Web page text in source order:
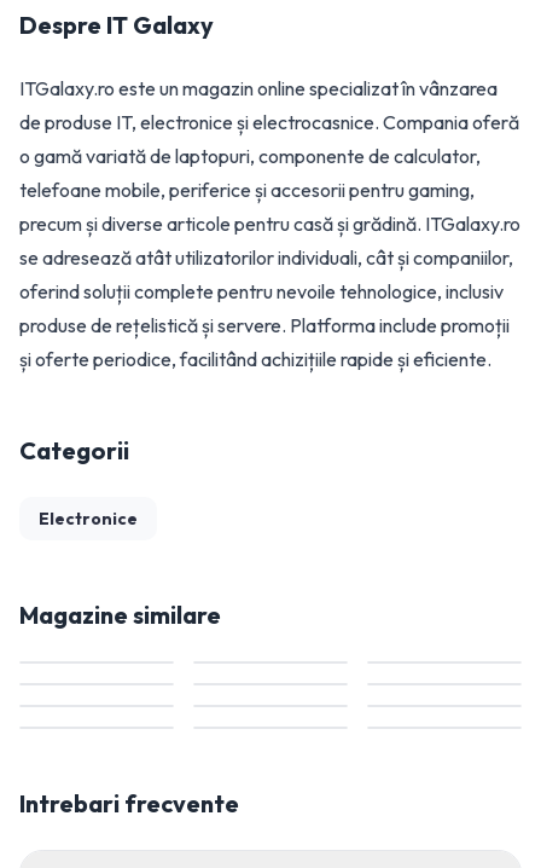
Despre IT Galaxy
ITGalaxy.ro este un magazin online specializat în vânzarea
de produse IT, electronice și electrocasnice. Compania oferă
o gamă variată de laptopuri, componente de calculator,
telefoane mobile, periferice și accesorii pentru gaming,
precum și diverse articole pentru casă și grădină. ITGalaxy.ro
se adresează atât utilizatorilor individuali, cât și companiilor,
oferind soluții complete pentru nevoile tehnologice, inclusiv
produse de rețelistică și servere. Platforma include promoții
și oferte periodice, facilitând achizițiile rapide și eficiente.
Categorii
Electronice
Magazine similare
Intrebari frecvente